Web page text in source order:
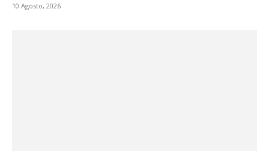
10 Agosto, 2026